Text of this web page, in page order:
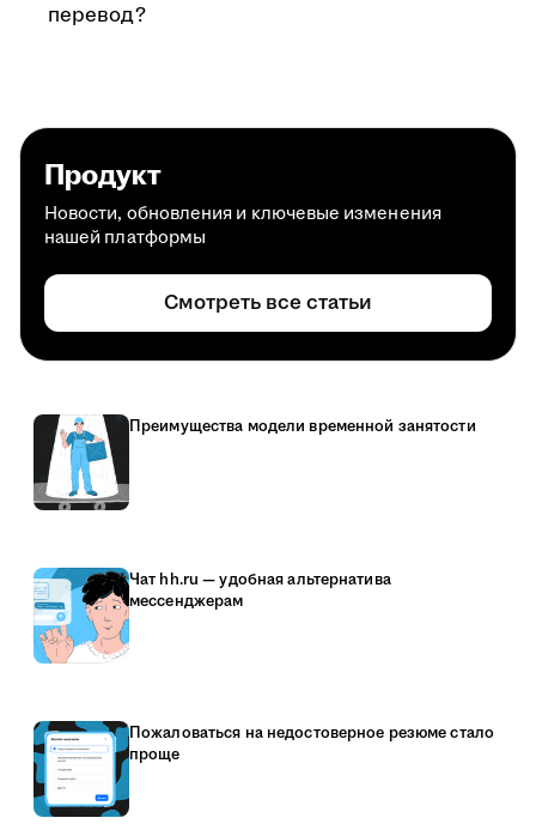
перевод?
Продукт
Новости, обновления и ключевые изменения
нашей платформы
Смотреть все статьи
Преимущества модели временной занятости
Чат hh.ru — удобная альтернатива
мессенджерам
Пожаловаться на недостоверное резюме стало
проще